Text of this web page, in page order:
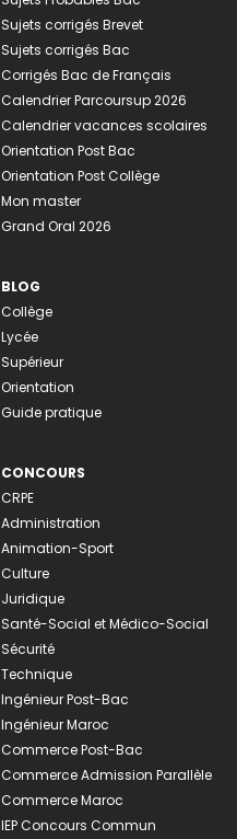
Sujets corrigés Brevet
Sujets corrigés Bac
Corrigés Bac de Français
Calendrier Parcoursup 2026
Calendrier vacances scolaires
Orientation Post Bac
Orientation Post Collège
Mon master
Grand Oral 2026
BLOG
Collège
Lycée
Supérieur
Orientation
Guide pratique
CONCOURS
CRPE
Administration
Animation-Sport
Culture
Juridique
Santé-Social et Médico-Social
Sécurité
Technique
Ingénieur Post-Bac
Ingénieur Maroc
Commerce Post-Bac
Commerce Admission Parallèle
Commerce Maroc
IEP Concours Commun